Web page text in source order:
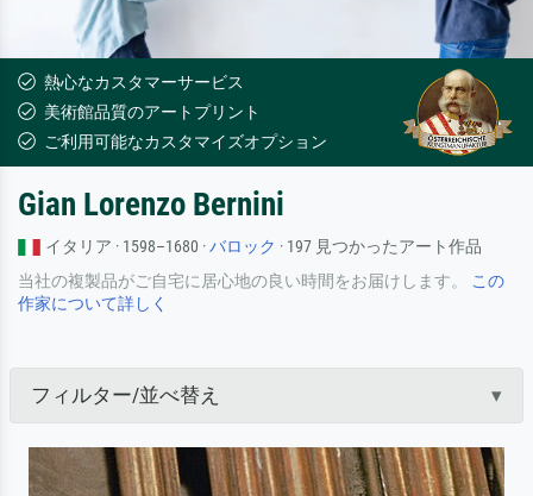
熱心なカスタマーサービス
美術館品質のアートプリント
ご利用可能なカスタマイズオプション
Gian Lorenzo Bernini
イタリア · 1598–1680 ·バロック · 197 見つかったアート作品
当社の複製品がご自宅に居心地の良い時間をお届けします。
この
作家について詳しく
フィルター/並べ替え